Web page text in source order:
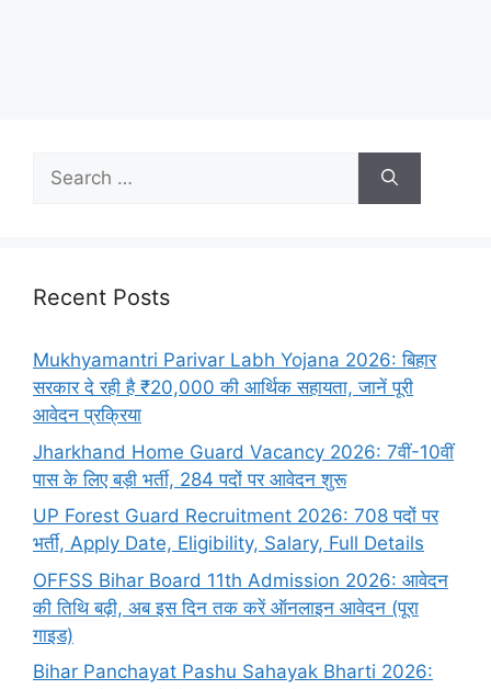
Recent Posts
Mukhyamantri Parivar Labh Yojana 2026: बिहार
सरकार दे रही है ₹20,000 की आर्थिक सहायता, जानें पूरी
आवेदन प्रक्रिया
Jharkhand Home Guard Vacancy 2026: 7वीं-10वीं
पास के लिए बड़ी भर्ती, 284 पदों पर आवेदन शुरू
UP Forest Guard Recruitment 2026: 708 पदों पर
भर्ती, Apply Date, Eligibility, Salary, Full Details
OFFSS Bihar Board 11th Admission 2026: आवेदन
की तिथि बढ़ी, अब इस दिन तक करें ऑनलाइन आवेदन (पूरा
गाइड)
Bihar Panchayat Pashu Sahayak Bharti 2026: